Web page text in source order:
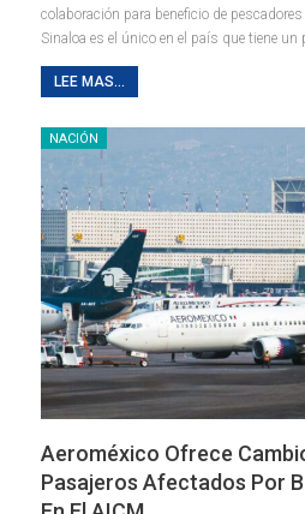
colaboración para beneficio de
Sinaloa es el único en el país que tiene un
LEE MAS...
NACIÓN
Aeroméxico Ofrece
Pasajeros Afectados Por